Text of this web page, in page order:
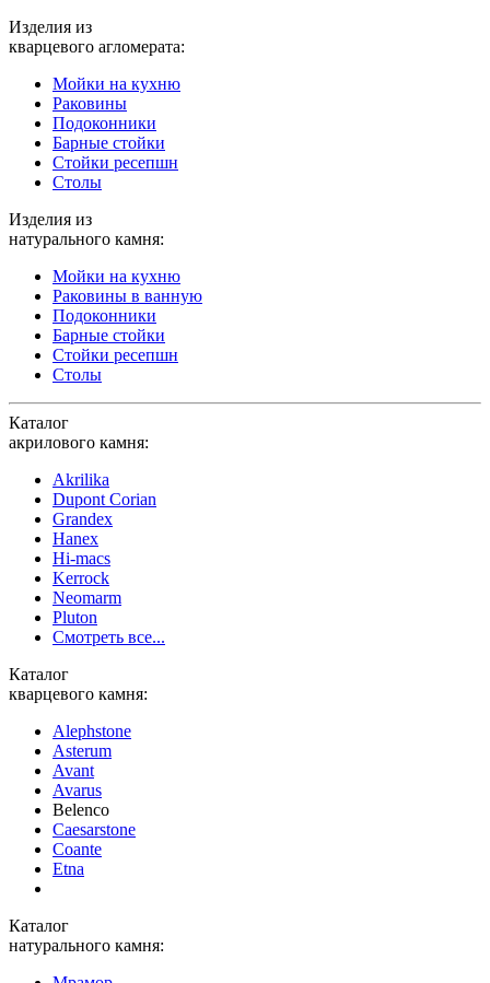
Изделия из
кварцевого агломерата:
Мойки на кухню
Раковины
Подоконники
Барные стойки
Стойки ресепшн
Столы
Изделия из
натурального камня:
Мойки на кухню
Раковины в ванную
Подоконники
Барные стойки
Стойки ресепшн
Столы
Каталог
акрилового камня:
Akrilika
Dupont Corian
Grandex
Hanex
Hi-macs
Kerrock
Neomarm
Pluton
Смотреть все...
Каталог
кварцевого камня:
Alephstone
Asterum
Avant
Avarus
Belenco
Caesarstone
Coante
Etna
Каталог
натурального камня: